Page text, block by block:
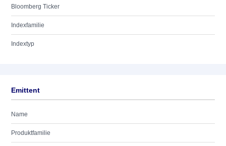
Bloomberg Ticker
Indexfamilie
Indextyp
Emittent
Name
Produktfamilie